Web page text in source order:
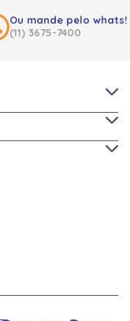
Ou mande pelo whats!
(11) 3675-7400